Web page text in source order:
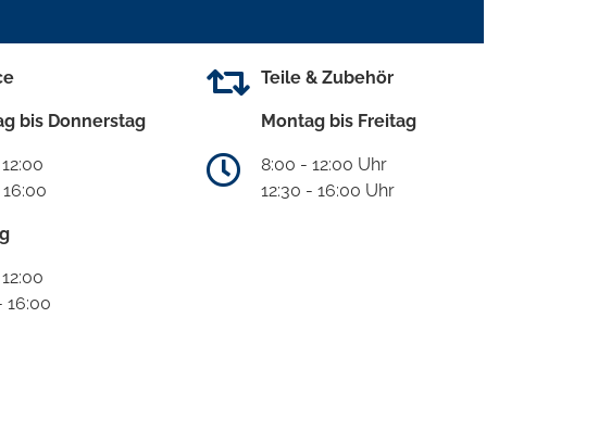
bis Donnerstag
16:00
Teile & Zubehör
Montag bis Freitag
8:00 - 12:00 Uhr
12:30 - 16:00 Uhr